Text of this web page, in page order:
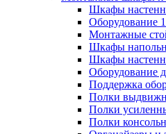
Шкафы
Оборудование
Монтажные
Шкафы
Шкафы
Оборудование
Поддержка
Полки
Полки
Полки